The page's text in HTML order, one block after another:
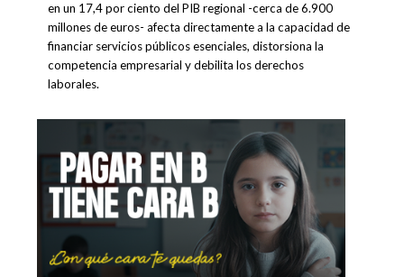
en un 17,4 por ciento del PIB regional -cerca de 6.900
millones de euros- afecta directamente a la capacidad de
financiar servicios públicos esenciales, distorsiona la
competencia empresarial y debilita los derechos
laborales.